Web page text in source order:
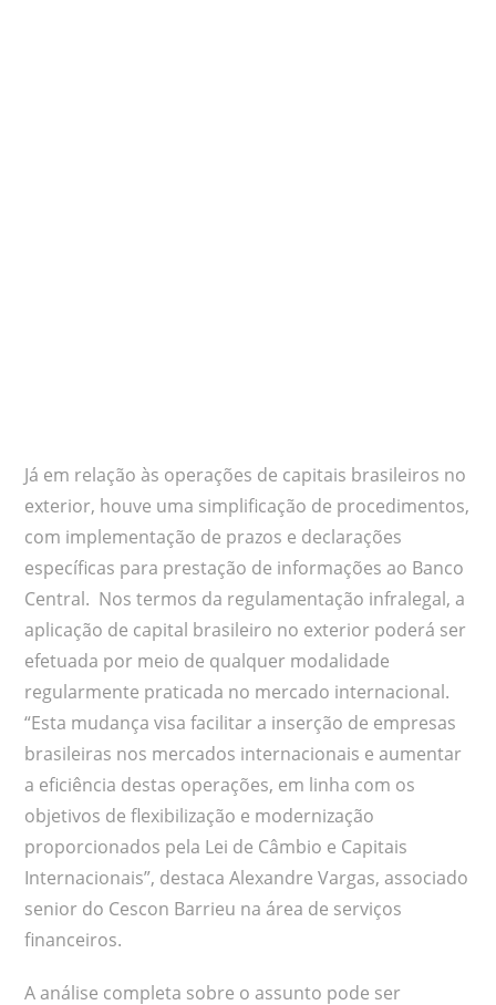
Já em relação às operações de capitais brasileiros no
exterior, houve uma simplificação de procedimentos,
com implementação de prazos e declarações
específicas para prestação de informações ao Banco
Central. Nos termos da regulamentação infralegal, a
aplicação de capital brasileiro no exterior poderá ser
efetuada por meio de qualquer modalidade
regularmente praticada no mercado internacional.
“Esta mudança visa facilitar a inserção de empresas
brasileiras nos mercados internacionais e aumentar
a eficiência destas operações, em linha com os
objetivos de flexibilização e modernização
proporcionados pela Lei de Câmbio e Capitais
Internacionais”, destaca Alexandre Vargas, associado
senior do Cescon Barrieu na área de serviços
financeiros.
A análise completa sobre o assunto pode ser